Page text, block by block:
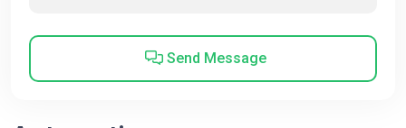
Send Message